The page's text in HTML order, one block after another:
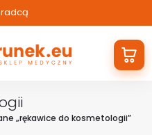
„rękawice do kosmetologii”